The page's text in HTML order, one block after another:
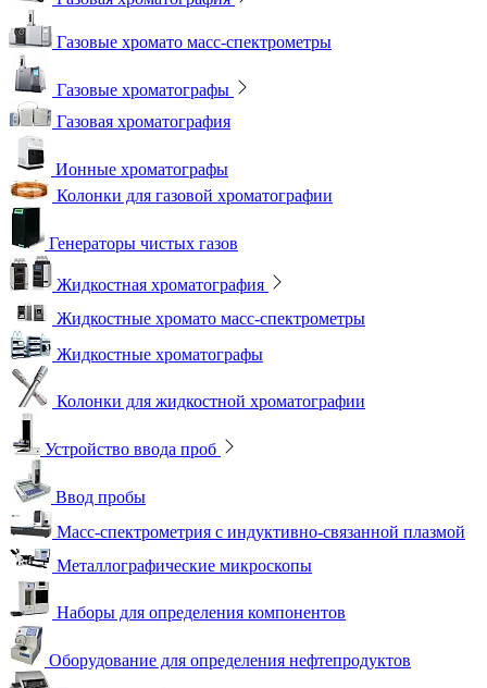
Газовые хромато масс-спектрометры
Газовые хроматографы
Газовая хроматография
Ионные хроматографы
Колонки для газовой хроматографии
Генераторы чистых газов
Жидкостная хроматография
Жидкостные хромато масс-спектрометры
Жидкостные хроматографы
Колонки для жидкостной хроматографии
Устройство ввода проб
Ввод пробы
Масс-спектрометрия с индуктивно-связанной плазмой
Металлографические микроскопы
Наборы для определения компонентов
Оборудование для определения нефтепродуктов